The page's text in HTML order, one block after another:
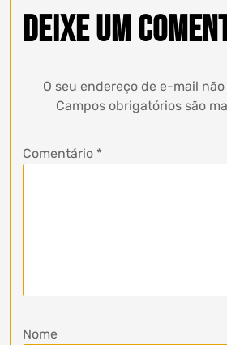
Deixe um
O seu endereço de e-mail
Campos obrigatórios são
Comentário *
Nome